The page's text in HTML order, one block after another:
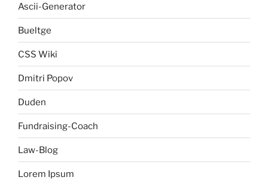
Ascii-Generator
Bueltge
CSS Wiki
Dmitri Popov
Duden
Fundraising-Coach
Law-Blog
Lorem Ipsum